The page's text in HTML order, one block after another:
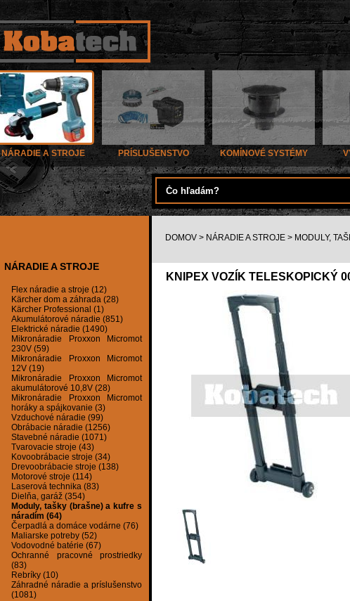
NÁRADIE A STROJE PRÍSLUŠENSTVO KOMÍNOVÉ SYSTÉMY
NÁRADIE A STROJE
Flex náradie a stroje (12)
Kärcher dom a záhrada (28)
Kärcher Professional (1)
Akumulátorové náradie (851)
Elektrické náradie (1490)
Mikronáradie Proxxon Micromot
230V (59)
Mikronáradie Proxxon Micromot
12V (19)
Mikronáradie Proxxon Micromot
akumulátorové 10,8V (28)
Mikronáradie Proxxon Micromot
horáky a spájkovanie (3)
Vzduchové náradie (99)
Obrábacie náradie (1256)
Stavebné náradie (1071)
Tvarovacie stroje (43)
Kovoobrábacie stroje (34)
Drevoobrábacie stroje (138)
Motorové stroje (114)
Laserová technika (83)
Dielňa, garáž (354)
Moduly, tašky (brašne) a kufre s
náradím (64)
Čerpadlá a domáce vodárne (76)
Maliarske potreby (52)
Vodovodné batérie (67)
Ochranné pracovné prostriedky
(83)
Rebríky (10)
Záhradné náradie a príslušenstvo
(1081)
DOMOV > NÁRADIE A STROJE > MODULY,
KNIPEX VOZÍK TELESKOPICKÝ